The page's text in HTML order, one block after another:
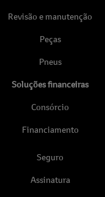
Revisão e manutenção
Peças
Pneus
Soluções financeiras
Consórcio
Financiamento
Seguro
Assinatura